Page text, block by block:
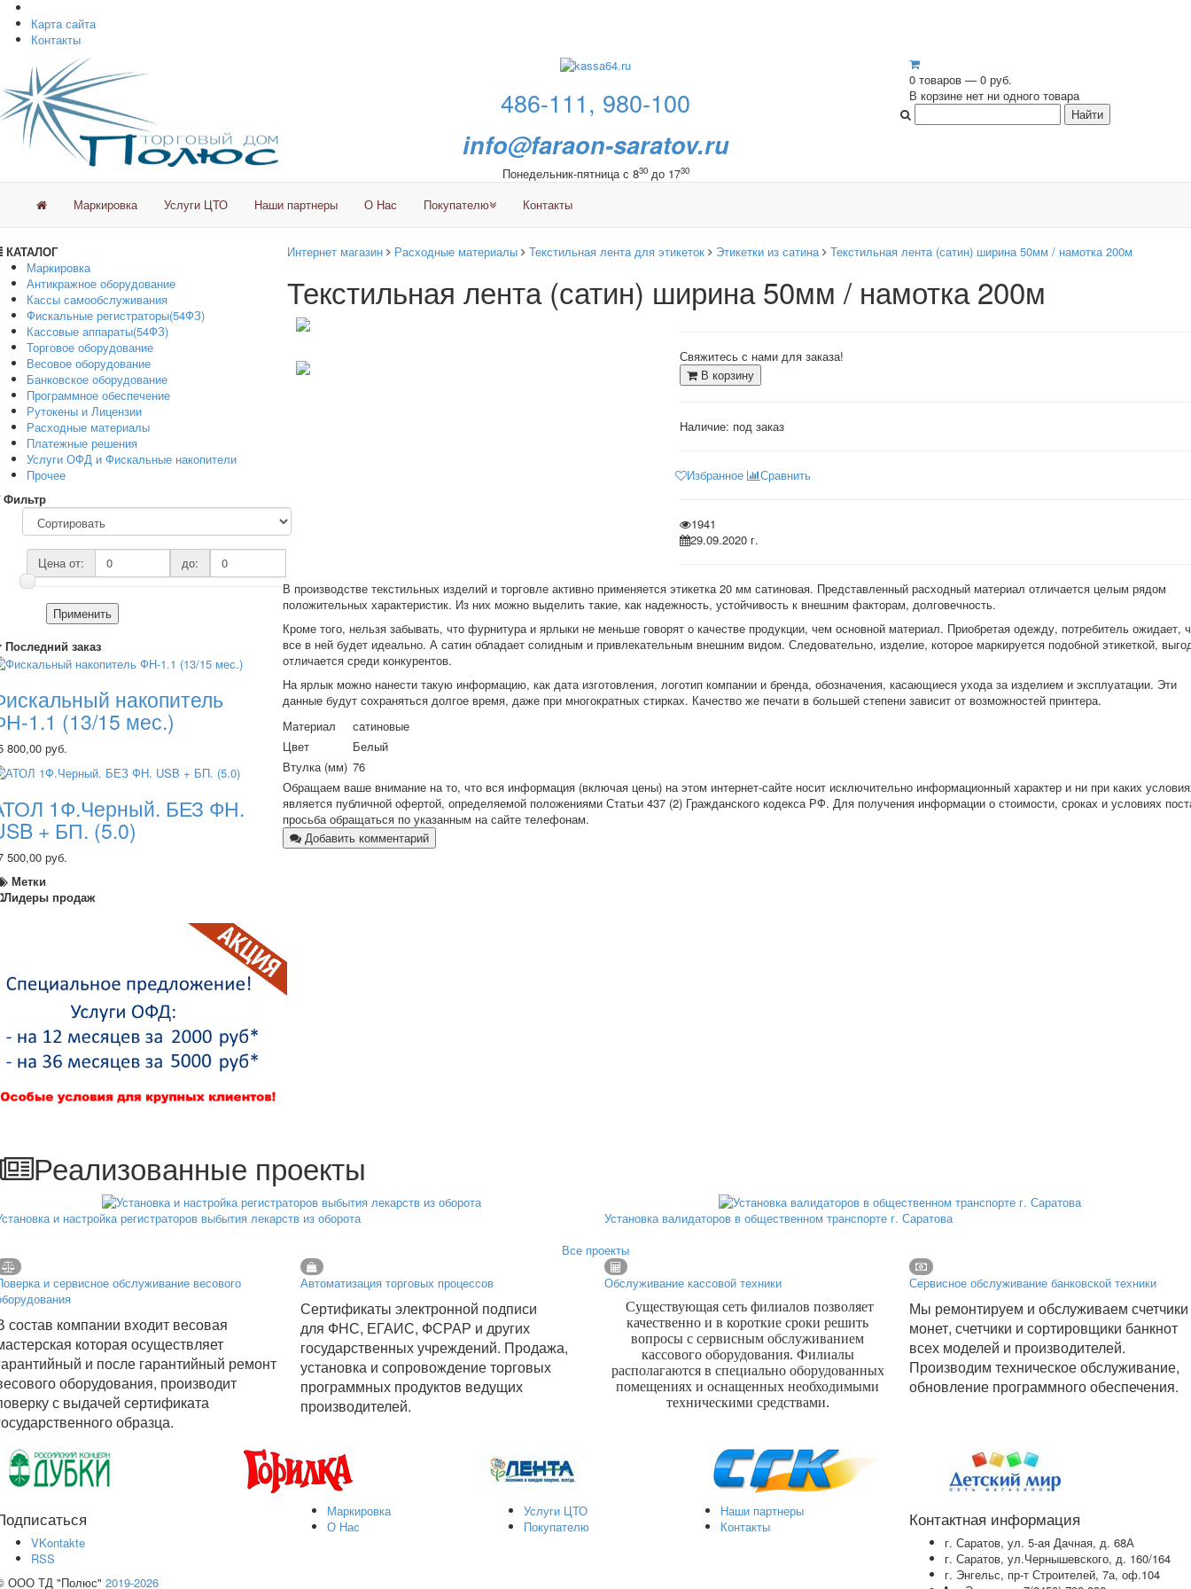
Карта сайта
Контакты
486-111, 980-100
info@faraon-saratov.ru
Понедельник-пятница с 830до 1730
0 товаров — 0 руб.
В корзине нет ни одного товара
Маркировка Услуги ЦТО Наши партнеры О Нас Покупателю Контакты
КАТАЛОГ
Маркировка
Антикражное оборудование
Кассы самообслуживания
Фискальные регистраторы(54ФЗ)
Кассовые аппараты(54ФЗ)
Торговое оборудование
Весовое оборудование
Банковское оборудование
Программное обеспечение
Рутокены и Лицензии
Расходные материалы
Платежные решения
Услуги ОФД и Фискальные накопители
Прочее
Фильтр
Цена от: до:
Применить
Последний заказ
накопитель
1.1 (13/15 мес.)
800,00 руб.
1Ф.Черный. БЕЗ ФН.
+ БП. (5.0)
500,00 руб.
Метки
Лидеры продаж
Интернет магазин Расходные материалы Текстильная лента для этикеток Этикетки из сатина Текстильная лента (сатин) ширина 50мм / намотка 200м
Текстильная лента (сатин) ширина 50мм / намотка 200м
Свяжитесь с нами для заказа!
В корзину
Наличие: под заказ
Избранное Сравнить
1941
29.09.2020 г.
В производстве текстильных изделий и торговле активно применяется этикетка 20 мм сатиновая. Представленный расходный материал отличается целым рядом
положительных характеристик. Из них можно выделить такие, как надежность, устойчивость к внешним факторам, долговечность.
Кроме того, нельзя забывать, что фурнитура и ярлыки не меньше говорят о качестве продукции, чем основной материал. Приобретая одежду, потребитель ожидает,
все в ней будет идеально. А сатин обладает солидным и привлекательным внешним видом. Следовательно, изделие, которое маркируется подобной этикеткой,
отличается среди конкурентов.
На ярлык можно нанести такую информацию, как дата изготовления, логотип компании и бренда, обозначения, касающиеся ухода за изделием и эксплуатации. Эти
данные будут сохраняться долгое время, даже при многократных стирках. Качество же печати в большей степени зависит от возможностей принтера.
Материал
сатиновые
Цвет
Белый
Втулка (мм) 76
Обращаем ваше внимание на то, что вся информация (включая цены) на этом интернет-сайте носит исключительно информационный характер и ни при каких
является публичной офертой, определяемой положениями Статьи 437 (2) Гражданского кодекса РФ. Для получения информации о стоимости, сроках и условиях
просьба обращаться по указанным на сайте телефонам.
Добавить комментарий
Реализованные проекты
и настройка регистраторов выбытия лекарств из оборота
Установка валидаторов в общественном транспорте г. Саратова
Все проекты
и сервисное обслуживание весового
состав компании входит весовая
которая осуществляет
и после гарантийный ремонт
оборудования, производит
с выдачей сертификата
образца.
Автоматизация торговых процессов
Сертификаты электронной подписи
для ФНС, ЕГАИС, ФСРАР и других
государственных учреждений. Продажа,
установка и сопровождение торговых
программных продуктов ведущих
производителей.
Обслуживание кассовой техники
Существующая сеть филиалов позволяет
качественно и в короткие сроки решить
вопросы с сервисным обслуживанием
кассового оборудования. Филиалы
располагаются в специально оборудованных
помещениях и оснащенных необходимыми
техническими средствами.
Сервисное обслуживание банковской техники
Мы ремонтируем и обслуживаем счетчики
монет, счетчики и сортировщики банкнот
всех моделей и производителей.
Производим техническое обслуживание,
обновление программного обеспечения.
VKontakte
RSS
ООО ТД "Полюс" 2019-2026
Маркировка Услуги ЦТО
Наши партнеры
О Нас
Покупателю Контакты Контактная информация
г. Саратов, ул. 5-ая Дачная, д. 68А
г. Саратов, ул.Чернышевского, д. 160/164
г. Энгельс, пр-т Строителей, 7а, оф.104